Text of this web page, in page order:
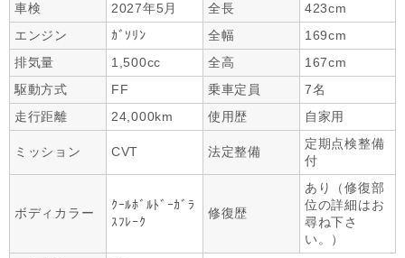
車検 2027年5月 全長
423cm
エンジン
ｶﾞｿﾘﾝ 全幅
169cm
排気量
1,500cc 全高
167cm
駆動方式
FF 乗車定員
7名
走行距離
24,000km 使用歴 自家用
ミッション CVT 法定整備
定期点検整備
付
ボディカラー
ｸｰﾙﾎﾞﾙﾄﾞｰｶﾞﾗ
ｽﾌﾚｰｸ
修復歴
あり（修復部
位の詳細はお
尋ね下さ
い。）